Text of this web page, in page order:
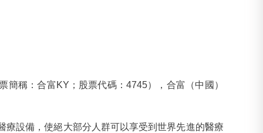
稱：合富KY；股票代碼：4745），合富（中國）
設備，使絕大部分人群可以享受到世界先進的醫療